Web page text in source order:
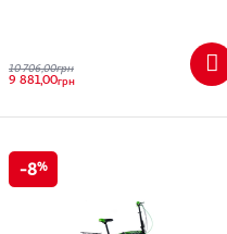
10 706,00грн
9 881,00грн
8